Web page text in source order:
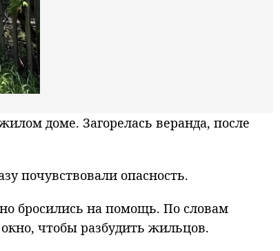
доме. Загорелась веранда, после
почувствовали опасность.
бросились на помощь. По словам
чтобы разбудить жильцов.